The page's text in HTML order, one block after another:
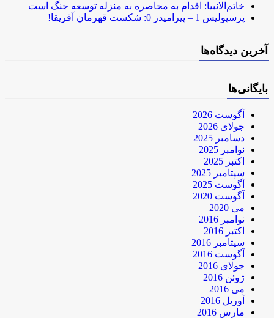
خاتم‌الانبیا: اقدام به محاصره به منزله توسعه جنگ است
پرسپولیس 1 – پیرامیدز 0: شکست قهرمان آفریقا!
آخرین دیدگاه‌ها
بایگانی‌ها
آگوست 2026
جولای 2026
دسامبر 2025
نوامبر 2025
اکتبر 2025
سپتامبر 2025
آگوست 2025
آگوست 2020
می 2020
نوامبر 2016
اکتبر 2016
سپتامبر 2016
آگوست 2016
جولای 2016
ژوئن 2016
می 2016
آوریل 2016
مارس 2016